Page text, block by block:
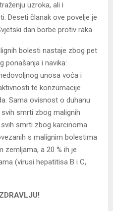
uzroka, ali i
Deseti članak ove povelje je
dan borbe protiv raka.
bolesti nastaje zbog pet
ponašanja i navika:
unosa voća i
te konzumacije
Sama ovisnost o duhanu
smrti zbog malignih
smrti zbog karcinoma
s malignim bolestima
zemljama, a 20 % ih je
(virusi hepatitisa B i C,